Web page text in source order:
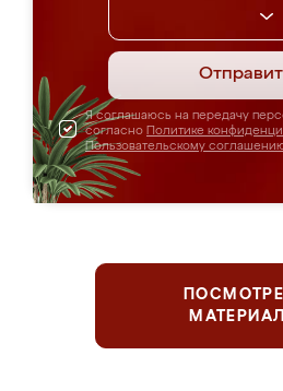
Я соглашаюсь на передачу
согласно Политике
Пользовательскому